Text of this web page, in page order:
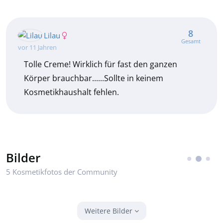
Lilau
vor 11 Jahren
8
Gesamt
Tolle Creme! Wirklich für fast den ganzen
Körper brauchbar......Sollte in keinem
Kosmetikhaushalt fehlen.
Bilder
5 Kosmetikfotos der Community
Weitere Bilder